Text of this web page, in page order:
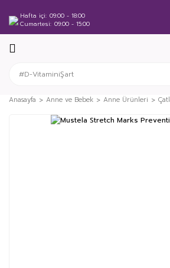
Hafta içi 09:00 - 18:00
Cumartesi 09:00 - 15:00
Anasayfa Anne ve Bebek Anne Ürünleri